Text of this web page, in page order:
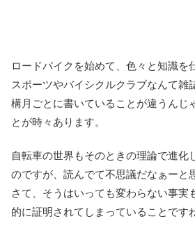
ロードバイクを始めて、色々と知識を
スポーツやバイシクルクラブなんて雑
構月ごとに書いていることが違うんじ
とが時々あります。
自転車の世界もそのときの理論で進化
のですが、読んでて不思議だなぁーと
さて、そうはいっても変わらない事実
的に証明されてしまっていることですね